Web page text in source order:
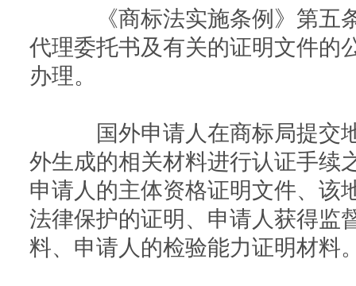
《商标法实施条例》第五
代理委托书及有关的证明文件的
办理。
国外申请人在商标局提交
外生成的相关材料进行认证手续
申请人的主体资格证明文件、该
法律保护的证明、申请人获得监
料、申请人的检验能力证明材料